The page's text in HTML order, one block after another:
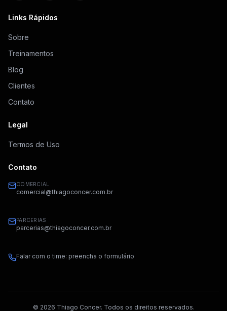
Links Rápidos
Sobre
Treinamentos
Blog
Clientes
Contato
Legal
Termos de Uso
Contato
COMERCIAL
comercial@thiagoconcer.com.br
PARCERIAS
parcerias@thiagoconcer.com.br
Falar com o time: preencha o formulário
© 2026 Thiago Concer. Todos os direitos reservados.